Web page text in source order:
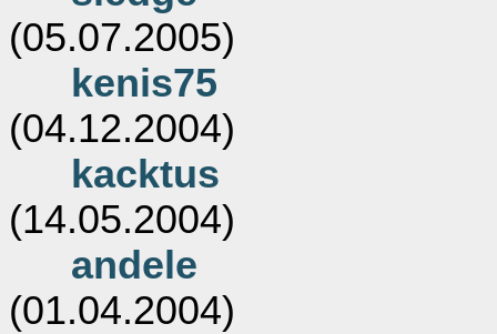
(05.07.2005)
kenis75
(04.12.2004)
kacktus
(14.05.2004)
andele
(01.04.2004)